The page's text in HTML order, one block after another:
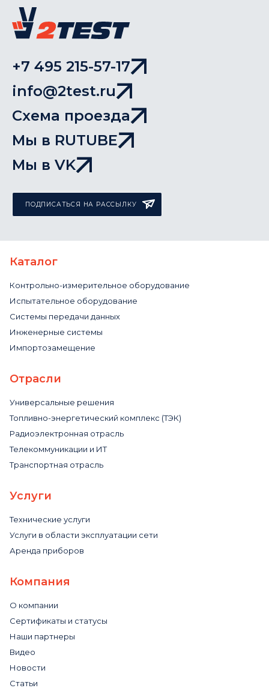
+7 495 215-57-17
info@2test.ru
Схема проезда
Мы в RUTUBE
Мы в VK
ПОДПИСАТЬСЯ НА РАССЫЛКУ
Каталог
Контрольно-измерительное оборудование
Испытательное оборудование
Системы передачи данных
Инженерные системы
Импортозамещение
Отрасли
Универсальные решения
Топливно-энергетический комплекс (ТЭК)
Радиоэлектронная отрасль
Телекоммуникации и ИТ
Транспортная отрасль
Услуги
Технические услуги
Услуги в области эксплуатации сети
Аренда приборов
Компания
О компании
Сертификаты и статусы
Наши партнеры
Видео
Новости
Статьи